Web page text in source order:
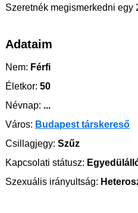
Szeretnék megismerkedni egy
Adataim
Nem: Férfi
Életkor: 50
Névnap: ...
Város: Budapest társkereső
Csillagjegy: Szűz
Kapcsolati státusz:
Szexuális irányultság: